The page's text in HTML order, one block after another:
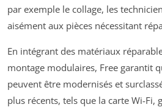
par exemple le collage, les
aisément aux pièces nécessitant
En intégrant des matériaux
montage modulaires, Free garantit
peuvent être modernisés et
plus récents, tels que la carte Wi-Fi,